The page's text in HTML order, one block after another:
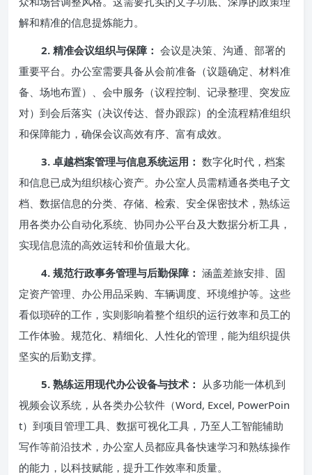
解和精准的信息提炼能力。
2. 精准会议组织与保障： 会议是决策、沟通、部署的
重要平台。办公室需要具备从会前准备（议题确定、材料准
备、场地布置）、会中服务（议程控制、记录整理、突发应
对）到会后落实（决议传达、督办跟踪）的全流程精准组织
和保障能力，确保会议高效有序、富有成效。
3. 卓越档案管理与信息系统运用： 数字化时代，档案
和信息已成为组织核心资产。办公室人员需精通各类电子文
档、数据信息的分类、存储、检索、安全保密技术，熟练运
用各类办公自动化系统、协同办公平台及大数据分析工具，
实现信息流的高效运转和价值最大化。
4. 规范行政事务管理与后勤保障： 涵盖差旅安排、固
定资产管理、办公用品采购、车辆调度、环境维护等。这些
看似琐碎的工作，实则影响着整个组织的运行效率和员工的
工作体验。规范化、精细化、人性化的管理，能为组织提供
坚实的后勤支撑。
5. 熟练运用现代办公设备与技术： 从多功能一体机到
视频会议系统，从各类办公软件（Word, Excel, PowerPoin
t）到项目管理工具、数据可视化工具，乃至人工智能辅助
写作等前沿技术，办公室人员都应具备快速学习和熟练操作
的能力，以科技赋能，提升工作效率和质量。